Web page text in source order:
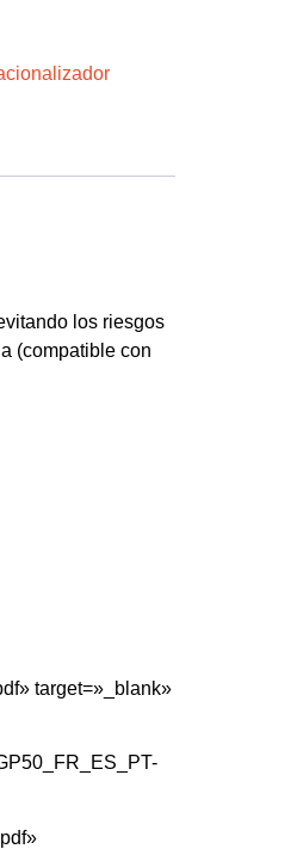
los riesgos
(compatible con
target=»_blank»